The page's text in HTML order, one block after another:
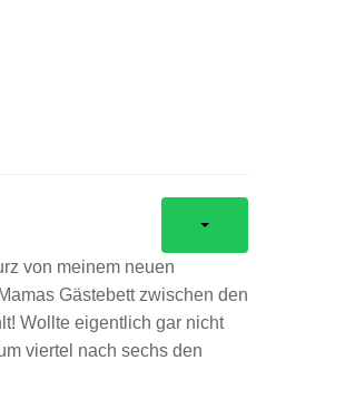
von meinem neuen
Gästebett zwischen den
Wollte eigentlich gar nicht
viertel nach sechs den